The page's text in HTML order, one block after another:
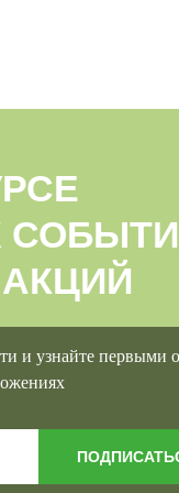
и узнайте первыми